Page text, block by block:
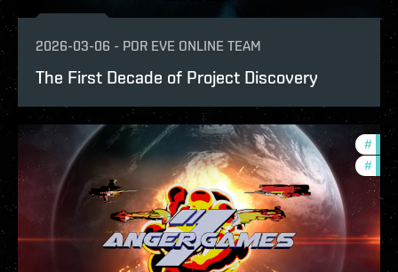
2026-03-06 - POR EVE ONLINE TEAM
The First Decade of Project Discovery
#
#